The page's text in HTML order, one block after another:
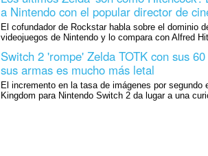
a Nintendo con el popular director de
El cofundador de Rockstar habla sobre el dominio
videojuegos de Nintendo y lo compara con Alfred
Switch 2 'rompe' Zelda TOTK con sus
sus armas es mucho más letal
El incremento en la tasa de imágenes por segundo
Kingdom para Nintendo Switch 2 da lugar a una